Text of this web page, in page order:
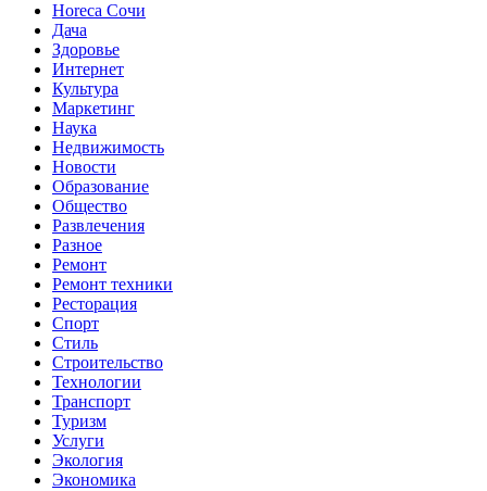
Horeca Сочи
Дача
Здоровье
Интернет
Культура
Маркетинг
Наука
Недвижимость
Новости
Образование
Общество
Развлечения
Разное
Ремонт
Ремонт техники
Ресторация
Спорт
Стиль
Строительство
Технологии
Транспорт
Туризм
Услуги
Экология
Экономика